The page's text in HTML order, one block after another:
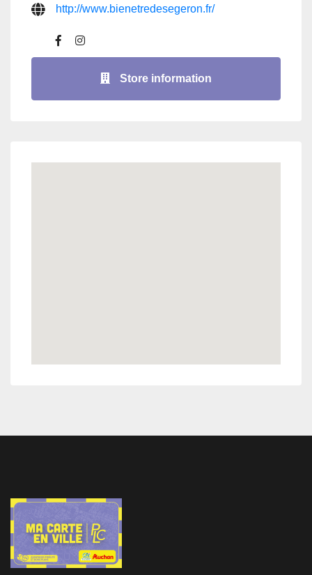
http://www.bienetredesegeron.fr/
Store information